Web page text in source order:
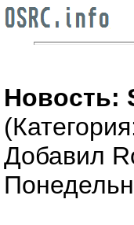
Новость:
Добавил